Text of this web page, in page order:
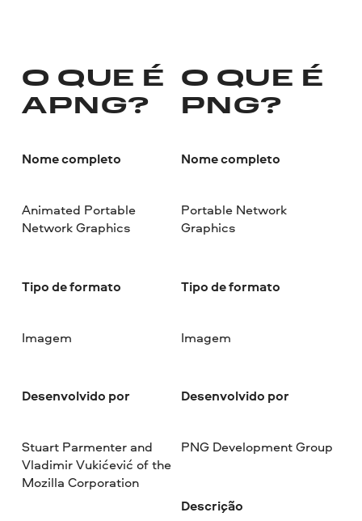
O QUE É
APNG?
Nome completo
Animated Portable
Network Graphics
Tipo de formato
Imagem
Desenvolvido por
Stuart Parmenter and
Vladimir Vukićević of the
Mozilla Corporation
O QUE É
PNG?
Nome completo
Portable Network
Graphics
Tipo de formato
Imagem
Desenvolvido por
PNG Development Group
Descrição